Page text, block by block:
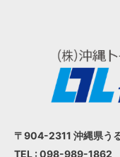
〒904-2311 沖縄県う
TEL : 098-989-1862